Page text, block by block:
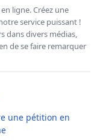
ligne. Créez une
service puissant !
dans divers médias,
de se faire remarquer
une pétition en